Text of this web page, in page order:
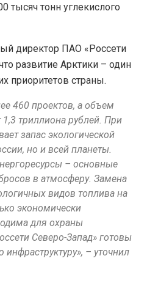
тысяч тонн углекислого
директор ПАО «Россети
развитие Арктики – один
приоритетов страны.
460 проектов, а объем
триллиона рублей. При
запас экологической
но и всей планеты.
– основные
в атмосферу. Замена
видов топлива на
экономически
для охраны
Северо-Запад» готовы
– уточнил